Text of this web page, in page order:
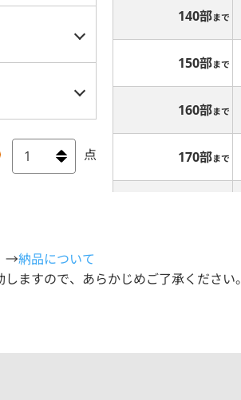
点
140部まで
150部まで
160部まで
170部まで
→納品について
ますので、あらかじめご了承ください。